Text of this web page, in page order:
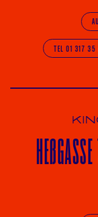
TEL 01 317 35
HEß